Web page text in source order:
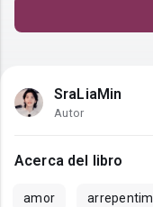
SraLiaMin
Autor
Acerca del libro
amor